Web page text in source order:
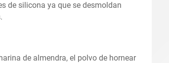
de silicona ya que se desmoldan
de almendra, el polvo de hornear